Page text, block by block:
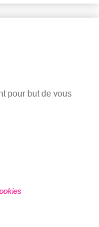
pour but de vous